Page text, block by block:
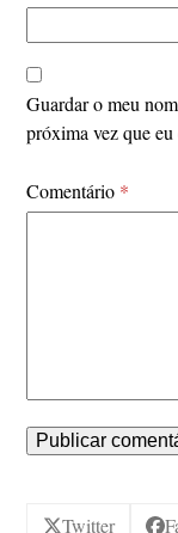
Guardar o meu
próxima vez que eu
Comentário *
Twitter